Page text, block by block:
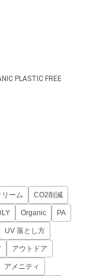
PLASTIC FREE
リーム CO2削減
Organic PA
UV 落とし方
アウトドア
アメニティ